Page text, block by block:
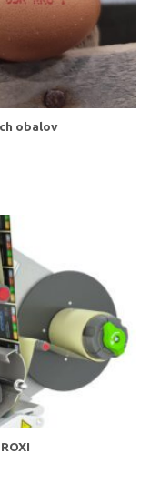
obalov